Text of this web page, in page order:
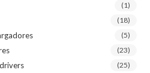
(1)
(18)
(5)
(23)
(25)